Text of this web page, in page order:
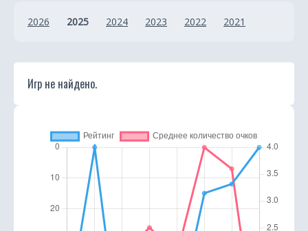
2026 2025 2024 2023 2022 2021
Игр не найдено.